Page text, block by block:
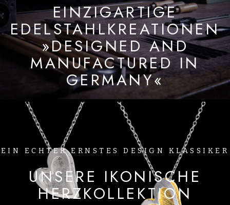
EINZIGARTIGE
EDELSTAHLKREATIONEN
»DESIGNED AND
MANUFACTURED IN
GERMANY«
UNSERE GESCHICHTE
EIN ECHTER ERNSTES DESIGN KLASSIKER
UNSERE IKONISCHE
HERZKOLLEKTION